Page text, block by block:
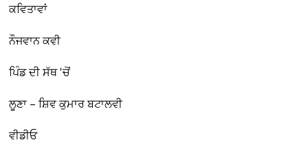
ਕਵਿਤਾਵਾਂ
ਨੌਜਵਾਨ ਕਵੀ
ਪਿੰਡ ਦੀ ਸੱਥ 'ਚੋਂ
ਲੂਣਾ – ਸ਼ਿਵ ਕੁਮਾਰ ਬਟਾਲਵੀ
ਵੀਡੀਓ